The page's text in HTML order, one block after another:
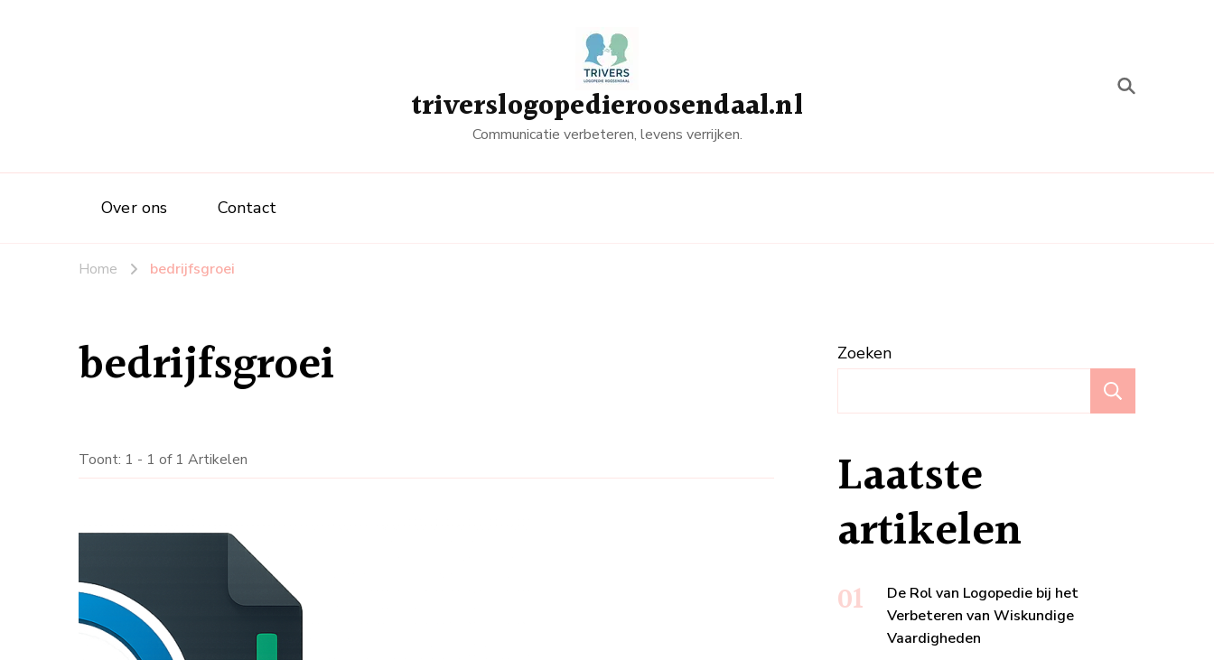
triverslogopedieroosendaal.nl
Communicatie verbeteren, levens verrijken.
Over ons Contact
Home bedrijfsgroei
bedrijfsgroei
Toont: 1 - 1 of 1 Artikelen
Zoeken
Laatste
artikelen
De Rol van Logopedie bij het
Verbeteren van Wiskundige
Vaardigheden